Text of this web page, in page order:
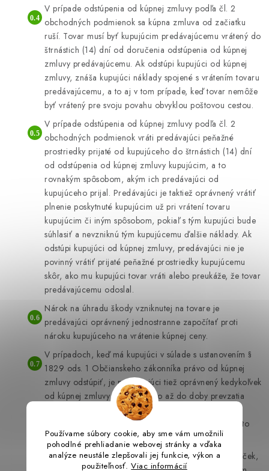
Používame súbory cookie, aby sme vám umožnili
pohodlné prehliadanie webovej stránky a vďaka
analýze neustále zlepšovali jej funkcie, výkon a
použiteľnosť.Viac informácií
V prípade odstúpenia od kúpnej zmluvy podľa čl. 2
obchodných podmienok sa kúpna zmluva od začiatku
ruší. Tovar musí byť kupujúcim predávajúcemu vrátený do
štrnástich (14) dní od doručenia odstúpenia od kúpnej
zmluvy predávajúcemu. Ak odstúpi kupujúci od kúpnej
zmluvy, znáša kupujúci náklady spojené s vrátením tovaru
predávajúcemu, a to aj v tom prípade, keď tovar nemôže
byť vrátený pre svoju povahu obvyklou poštovou cestou.
V prípade odstúpenia od kúpnej zmluvy podľa čl. 2
obchodných podmienok vráti predávajúci peňažné
prostriedky prijaté od kupujúceho do štrnástich (14) dní
od odstúpenia od kúpnej zmluvy kupujúcim, a to
rovnakým spôsobom, akým ich predávajúci od
kupujúceho prijal. Predávajúci je taktiež oprávnený vrátiť
plnenie poskytnuté kupujúcim už pri vrátení tovaru
kupujúcim či iným spôsobom, pokiaľ s tým kupujúci bude
súhlasiť a nevzniknú tým kupujúcemu ďalšie náklady. Ak
odstúpi kupujúci od kúpnej zmluvy, predávajúci nie je
povinný vrátiť prijaté peňažné prostriedky kupujúcemu
skôr, ako mu kupujúci tovar vráti alebo preukáže, že tovar
predávajúcemu odoslal.
Nárok na úhradu škody vzniknutej na tovare je
predávajúci oprávnený jednostranne započítať proti
nároku kupujúceho na vrátenie kúpnej ceny.
V prípadoch, keď má kupujúci v súlade s ustanovením §
1829 ods. 1 Občianskeho zákonníka právo od kúpnej
zmluvy odstúpiť, je predávajúci tiež oprávnený kedykoľvek
od kúpnej zmluvy odstúpiť, a to až do doby prevzatia
tovaru kupujúcim. V takom prípade vráti predávajúci
kupujúcemu kúpnu cenu bez zbytočného odkladu, a to
bezhotovostne na účet určený kupujúcim.
Ak je spoločne s tovarom poskytnutý kupujúcemu darček,